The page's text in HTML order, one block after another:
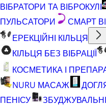
ВІБРАТОРИ ТА ВІБРОКУЛІ
ПУЛЬСАТОРИ
СМАРТ
ЕРЕКЦІЙНІ КІЛЬЦЯ
КІЛЬЦЯ БЕЗ ВІБРАЦІЇ
КОСМЕТИКА І
NURU МАСАЖ
ПЕНІСУ